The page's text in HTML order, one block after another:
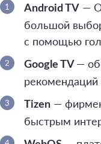
Android TV —
большой
с помощью
Google TV —
рекомендаций
Tizen —
быстрым